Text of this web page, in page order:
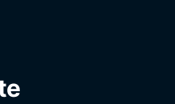
mehrere Varianten